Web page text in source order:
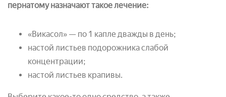
пернатому назначают такое лечение:
«Викасол» — по 1 капле дважды в день;
настой листьев подорожника слабой
концентрации;
настой листьев крапивы.